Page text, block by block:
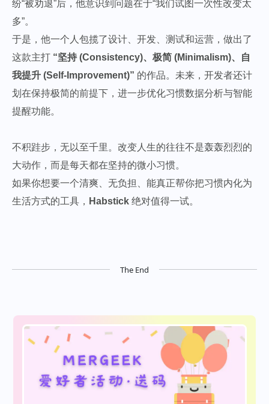
纷“被劝退”后，他意识到问题在于“我们试图一次性改变太
多”。
于是，他一个人包揽了设计、开发、测试和运营，做出了
这款主打 “坚持 (Consistency)、极简 (Minimalism)、自
我提升 (Self-Improvement)” 的作品。未来，开发者还计
划在保持极简的前提下，进一步优化习惯数据分析与智能
提醒功能。
不积跬步，无以至千里。改变人生的往往不是轰轰烈烈的
大动作，而是每天都在坚持的微小习惯。
如果你想要一个清爽、无负担、能真正帮你把习惯内化为
生活方式的工具， Habstick 绝对值得一试。
The End